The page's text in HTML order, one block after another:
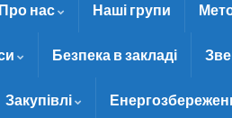
Про нас Наші групи
Безпека в закладі
Закупівлі